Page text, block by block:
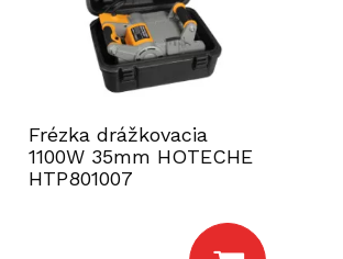
Frézka drážkovacia
1100W 35mm HOTECHE
HTP801007